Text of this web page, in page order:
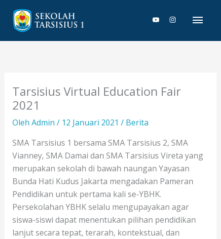
konten
Tarsisius Virtual Education Fair
2021
Oleh Admin / 12 Januari 2021 / Berita
SMA Tarsisius 1 bersama SMA Tarsisius 2, SMA
Vianney, SMA Damai dan SMA Tarsisius Vireta yang
merupakan sekolah di bawah naungan Yayasan
Bunda Hati Kudus Jakarta mengadakan Pameran
Pendidikan untuk pertama kali se-YBHK.
Persekolahan YBHK selalu mengupayakan agar
siswa-siswi dapat menentukan pilihan pendidikan
lanjut secara tepat, terarah, kontekstual, dan